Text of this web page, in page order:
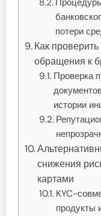
потери
Как
обращения к
Проверка
истории
снижения
картами
KYC-
продукты